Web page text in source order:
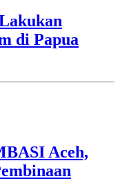
di Papua
Aceh,